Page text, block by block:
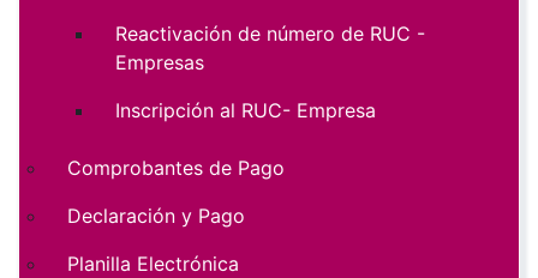
Reactivación de número de RUC -
Empresas
Inscripción al RUC- Empresa
Comprobantes de Pago
Declaración y Pago
Planilla Electrónica